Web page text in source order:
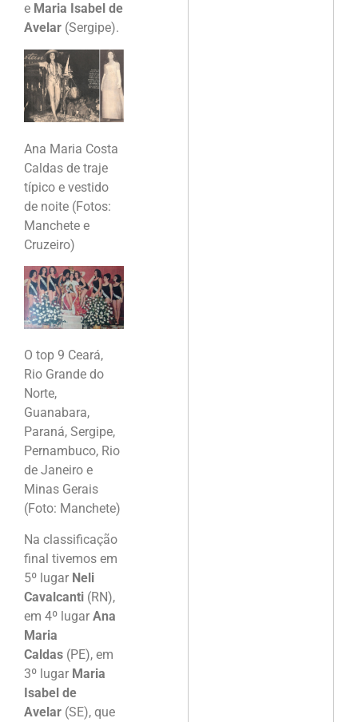
e Maria Isabel de
Avelar (Sergipe).
Ana Maria Costa
Caldas de traje
típico e vestido
de noite (Fotos:
Manchete e
Cruzeiro)
O top 9 Ceará,
Rio Grande do
Norte,
Guanabara,
Paraná, Sergipe,
Pernambuco, Rio
de Janeiro e
Minas Gerais
(Foto: Manchete)
Na classificação
final tivemos em
5º lugar Neli
Cavalcanti (RN),
em 4º lugar Ana
Maria
Caldas (PE), em
3º lugar Maria
Isabel de
Avelar (SE), que